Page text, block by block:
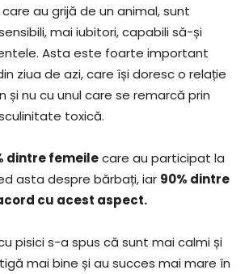
au grijă de un animal, sunt
mai iubitori, capabili să-și
Asta este foarte important
ziua de azi, care își doresc o relație
și nu cu unul care se remarcă prin
toxică.
dintre femeilecare au participat la
asta despre bărbați, iar 90% dintre
cu acest aspect.
pisici s-a spus că sunt mai calmi și
mai bine și au succes mai mare în